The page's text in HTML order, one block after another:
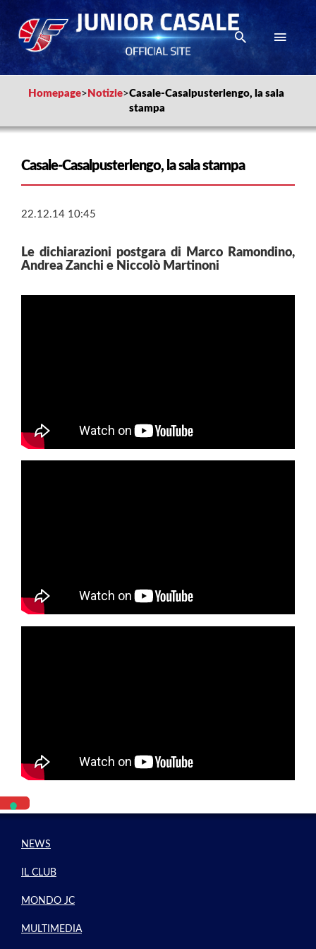
Homepage> Notizie>Casale-Casalpusterlengo, la sala
stampa
Casale-Casalpusterlengo, la sala stampa
22.12.14 10:45
Le dichiarazioni postgara di Marco Ramondino,
Andrea Zanchi e Niccolò Martinoni
NEWS
IL CLUB
MONDO JC
MULTIMEDIA